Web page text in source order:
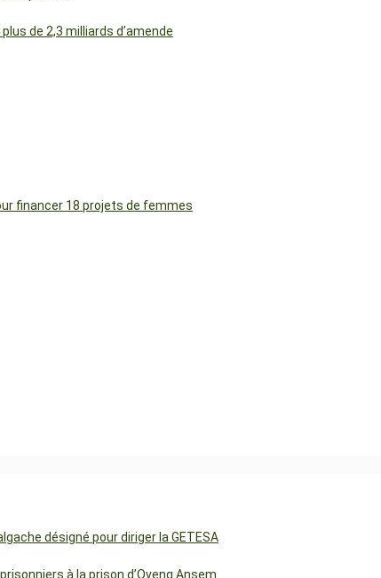
de 2,3 milliards d’amende
financer 18 projets de femmes
désigné pour diriger la GETESA
à la prison d’Oveng Ansem